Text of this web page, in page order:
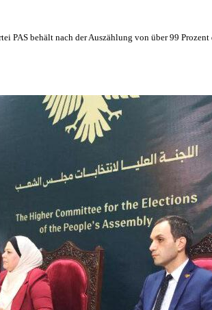
PAS behält nach der Auszählung von über 99